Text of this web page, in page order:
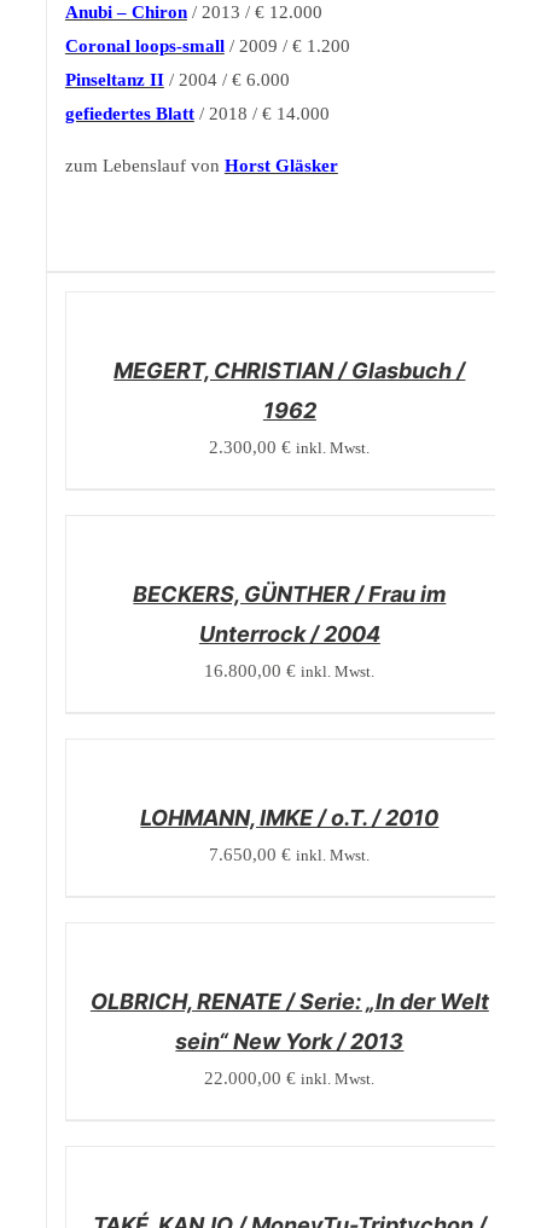
Anubi – Chiron/ 2013 / € 12.000
Coronal loops-small/ 2009 / € 1.200
Pinseltanz II/ 2004 / € 6.000
gefiedertes Blatt/ 2018 / € 14.000
zum Lebenslauf von Horst Gläsker
MEGERT, CHRISTIAN / Glasbuch /
1962
2.300,00€ inkl. Mwst.
BECKERS, GÜNTHER / Frau im
Unterrock / 2004
16.800,00€ inkl. Mwst.
LOHMANN, IMKE / o.T. / 2010
7.650,00€ inkl. Mwst.
OLBRICH, RENATE / Serie: „In der Welt
sein“ New York / 2013
22.000,00€ inkl. Mwst.